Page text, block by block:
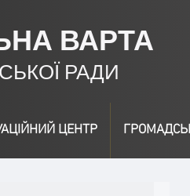
ВАРТА
РАДИ
ЦЕНТР